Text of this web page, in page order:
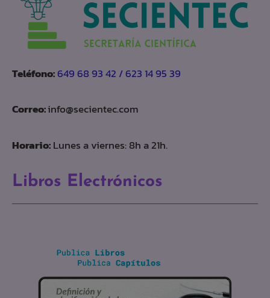
Teléfono:649 68 93 42 / 623 14 95 39
Correo:info@secientec.com
Horario:Lunes a viernes: 8h a 21h.
Libros Electrónicos